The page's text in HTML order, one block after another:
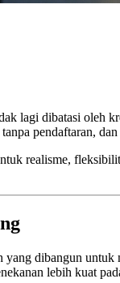
lagi dibatasi oleh
pendaftaran,
realisme,
dibangun
lebih kuat